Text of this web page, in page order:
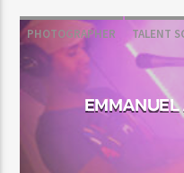
EN CE MOMENT
TITRE
ARTISTE
PHOTOGRAPHER TALENT